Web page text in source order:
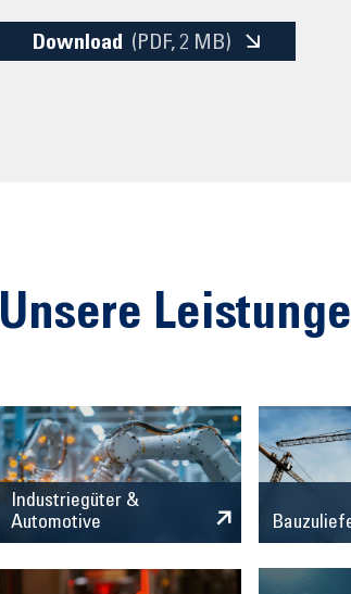
Download (PDF, 2 MB)
Unsere
Industriegüter &
Automotive